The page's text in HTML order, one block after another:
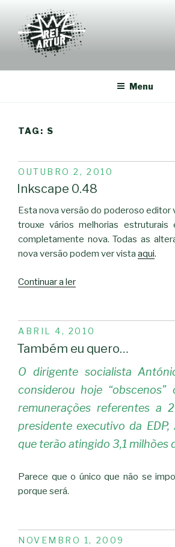
conteúdo
REI-ARTUR
Menu
TAG: S
PUBLICADO
EM
OUTUBRO 2, 2010
Inkscape 0.48
Esta nova versão do poderoso editor
trouxe vários melhorias estruturais
completamente nova. Todas as
nova versão podem ver vista aqui.
Continuar a ler“Inkscape
PUBLICADO
EM
ABRIL 4, 2010
Também eu quero…
O dirigente socialista
considerou hoje “obscenos”
remunerações referentes a
presidente executivo da EDP,
que terão atingido 3,1 milhões
Parece que o único que não se
porque será.
PUBLICADO
NOVEMBRO 1, 2009